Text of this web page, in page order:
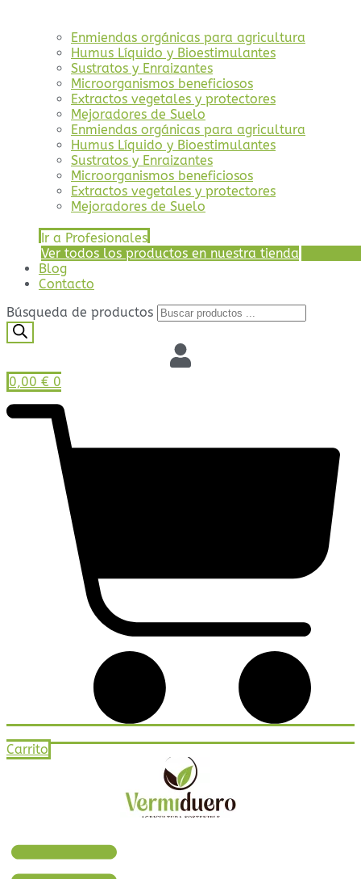
Enmiendas orgánicas para agricultura
Humus Líquido y Bioestimulantes
Sustratos y Enraizantes
Microorganismos beneficiosos
Extractos vegetales y protectores
Mejoradores de Suelo
Enmiendas orgánicas para agricultura
Humus Líquido y Bioestimulantes
Sustratos y Enraizantes
Microorganismos beneficiosos
Extractos vegetales y protectores
Mejoradores de Suelo
Ir a Profesionales
Ver todos los productos en nuestra tienda
Blog
Contacto
Búsqueda de productos
0,00 € 0
Carrito